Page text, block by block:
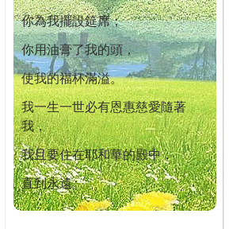
你為我擺設筵席；
你用油膏了我的頭，
使我的福杯滿溢。
我一生一世必有恩惠慈愛隨著
我，
我且要住在耶和華的殿中，
直到永遠。